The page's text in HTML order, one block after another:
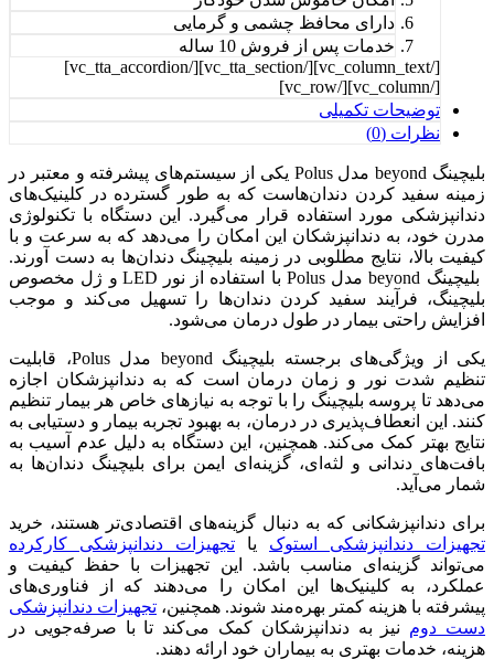
دارای محافظ چشمی و گرمایی
خدمات پس از فروش 10 ساله
[/vc_column_text][/vc_tta_section][/vc_tta_accordion]
[/vc_column][/vc_row]
توضیحات تکمیلی
نظرات (0)
بلیچینگ beyond مدل Polus یکی از سیستم‌های پیشرفته و معتبر در
زمینه سفید کردن دندان‌هاست که به طور گسترده در کلینیک‌های
دندانپزشکی مورد استفاده قرار می‌گیرد. این دستگاه با تکنولوژی
مدرن خود، به دندانپزشکان این امکان را می‌دهد که به سرعت و با
کیفیت بالا، نتایج مطلوبی در زمینه بلیچینگ دندان‌ها به دست آورند.
بلیچینگ beyond مدل Polus با استفاده از نور LED و ژل مخصوص
بلیچینگ، فرآیند سفید کردن دندان‌ها را تسهیل می‌کند و موجب
افزایش راحتی بیمار در طول درمان می‌شود.
یکی از ویژگی‌های برجسته بلیچینگ beyond مدل Polus، قابلیت
تنظیم شدت نور و زمان درمان است که به دندانپزشکان اجازه
می‌دهد تا پروسه بلیچینگ را با توجه به نیازهای خاص هر بیمار تنظیم
کنند. این انعطاف‌پذیری در درمان، به بهبود تجربه بیمار و دستیابی به
نتایج بهتر کمک می‌کند. همچنین، این دستگاه به دلیل عدم آسیب به
بافت‌های دندانی و لثه‌ای، گزینه‌ای ایمن برای بلیچینگ دندان‌ها به
شمار می‌آید.
برای دندانپزشکانی که به دنبال گزینه‌های اقتصادی‌تر هستند، خرید
تجهیزات دندانپزشکی استوک یا تجهیزات دندانپزشکی کارکرده
می‌تواند گزینه‌ای مناسب باشد. این تجهیزات با حفظ کیفیت و
عملکرد، به کلینیک‌ها این امکان را می‌دهند که از فناوری‌های
پیشرفته با هزینه کمتر بهره‌مند شوند. همچنین، تجهیزات دندانپزشکی
دست دوم نیز به دندانپزشکان کمک می‌کند تا با صرفه‌جویی در
هزینه، خدمات بهتری به بیماران خود ارائه دهند.